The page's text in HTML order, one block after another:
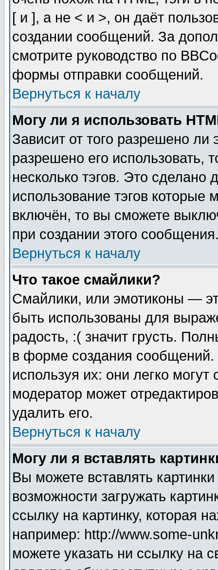
[ и ], а не < и >, он даёт
создании сообщений. За
смотрите руководство по
формы отправки сообщений.
Вернуться к началу
Могу ли я использовать
Зависит от того разрешено
разрешено его использовать,
несколько тэгов. Это сделано
использование тэгов
включён, то вы сможете
при создании этого
Вернуться к началу
Что такое смайлики?
Смайлики, или эмотиконы —
быть использованы для
радость, :( значит грусть.
в форме создания сообщений.
используя их: они легко
модератор может
удалить его.
Вернуться к началу
Могу ли я вставлять
Вы можете вставлять
возможности загружать
ссылку на картинку, которая
например: http://www.some-
можете указать ни ссылку на